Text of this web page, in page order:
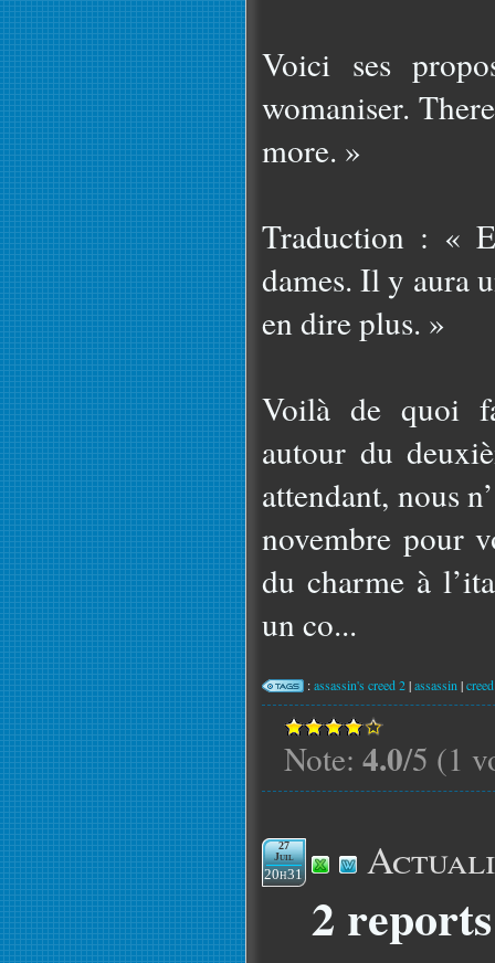
Voici ses
womaniser.
more. »
Traduction : «
dames. Il y aura
en dire plus. »
Voilà de quoi
autour du
attendant, nous
novembre pour
du charme à
un co...
:assassin's creed 2|assassin |creed
Note: 4.0/5 (1
27
Juil
20h31
2